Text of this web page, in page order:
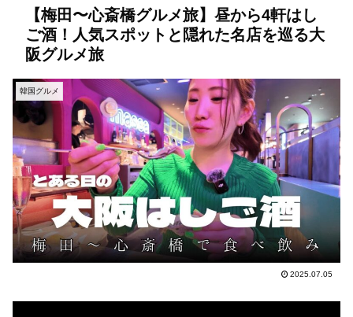
【梅田〜心斎橋グルメ旅】昼から4軒はし
ご酒！人気スポットと隠れた名店を巡る大
阪グルメ旅
韓国グルメ
2025.07.05